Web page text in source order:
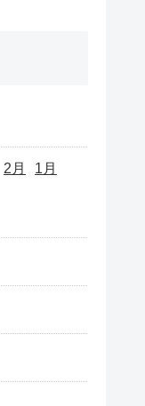
2月 1月